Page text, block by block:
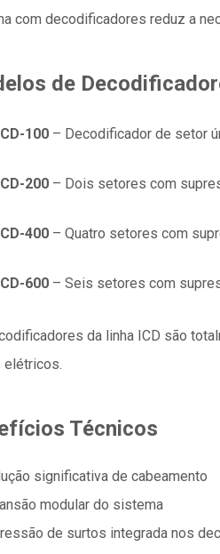
com decodificadores reduz a
de
ICD-100 – Decodificador de setor
ICD-200 – Dois setores com
ICD-400 – Quatro setores com
ICD-600 – Seis setores com
da linha ICD são
elétricos.
Técnicos
significativa de cabeamento
modular do sistema
de surtos integrada nos